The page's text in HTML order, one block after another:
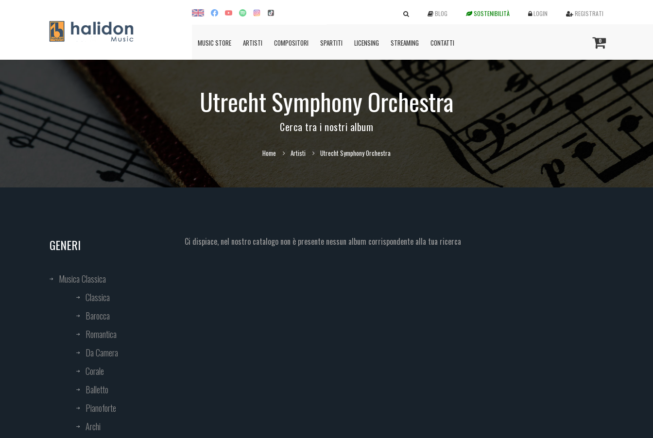
BLOG SOSTENIBILITÀ LOGIN REGISTRATI
MUSIC STORE ARTISTI COMPOSITORI SPARTITI LICENSING STREAMING CONTATTI 0
Utrecht Symphony Orchestra
Cerca tra i nostri album
Home Artisti Utrecht Symphony Orchestra
GENERI
Musica Classica
Classica
Barocca
Romantica
Da Camera
Corale
Balletto
Pianoforte
Archi
Ci dispiace, nel nostro catalogo non è presente nessun album corrispondente alla tua ricerca